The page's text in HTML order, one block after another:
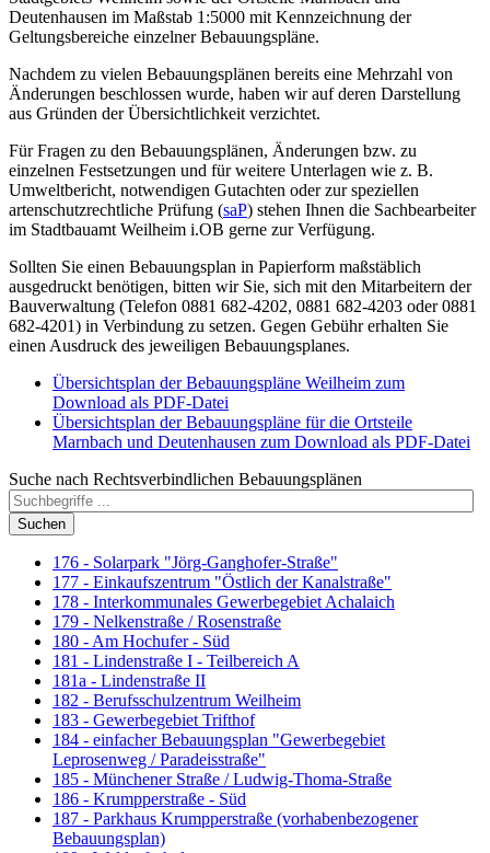
Deutenhausen im Maßstab 1:5000 mit Kennzeichnung der
Geltungsbereiche einzelner Bebauungspläne.
Nachdem zu vielen Bebauungsplänen bereits eine Mehrzahl von
Änderungen beschlossen wurde, haben wir auf deren Darstellung
aus Gründen der Übersichtlichkeit verzichtet.
Für Fragen zu den Bebauungsplänen, Änderungen bzw. zu
einzelnen Festsetzungen und für weitere Unterlagen wie z. B.
Umweltbericht, notwendigen Gutachten oder zur speziellen
artenschutzrechtliche Prüfung (saP) stehen Ihnen die Sachbearbeiter
im Stadtbauamt Weilheim i.OB gerne zur Verfügung.
Sollten Sie einen Bebauungsplan in Papierform maßstäblich
ausgedruckt benötigen, bitten wir Sie, sich mit den Mitarbeitern der
Bauverwaltung (Telefon 0881 682-4202, 0881 682-4203 oder 0881
682-4201) in Verbindung zu setzen. Gegen Gebühr erhalten Sie
einen Ausdruck des jeweiligen Bebauungsplanes.
Übersichtsplan der Bebauungspläne Weilheim zum
Download als PDF-Datei
Übersichtsplan der Bebauungspläne für die Ortsteile
Marnbach und Deutenhausen zum Download als PDF-Datei
Suche nach Rechtsverbindlichen Bebauungsplänen
Suchen
176 - Solarpark "Jörg-Ganghofer-Straße"
177 - Einkaufszentrum "Östlich der Kanalstraße"
178 - Interkommunales Gewerbegebiet Achalaich
179 - Nelkenstraße / Rosenstraße
180 - Am Hochufer - Süd
181 - Lindenstraße I - Teilbereich A
181a - Lindenstraße II
182 - Berufsschulzentrum Weilheim
183 - Gewerbegebiet Trifthof
184 - einfacher Bebauungsplan "Gewerbegebiet
Leprosenweg / Paradeisstraße"
185 - Münchener Straße / Ludwig-Thoma-Straße
186 - Krumpperstraße - Süd
187 - Parkhaus Krumpperstraße (vorhabenbezogener
Bebauungsplan)